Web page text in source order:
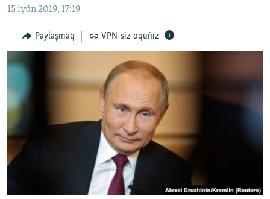
qaytmaq
qaytmaq
CEMİYET
MEDENİYET
İNSAN AQLARI
SÜRET
BLOGLAR
FİKİR
15 iyün 2019, 17:19
Paylaşmaq VPN-siz oquñız